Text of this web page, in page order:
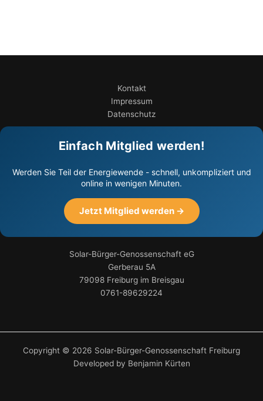
Kontakt
Impressum
Datenschutz
Einfach Mitglied werden!
Werden Sie Teil der Energiewende - schnell, unkompliziert und
online in wenigen Minuten.
Jetzt Mitglied werden →
Solar-Bürger-Genossenschaft eG
Gerberau 5A
79098 Freiburg im Breisgau
0761-89629224
Copyright © 2026 Solar-Bürger-Genossenschaft Freiburg
Developed by Benjamin Kürten